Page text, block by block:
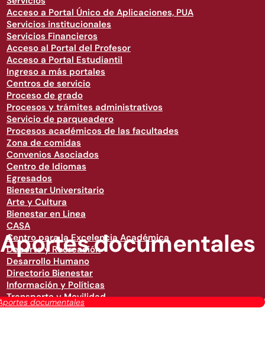
Acceso a Portal Único de Aplicaciones, PUA
Servicios institucionales
Servicios Financieros
Acceso al Portal del Profesor
Acceso a Portal Estudiantil
Ingreso a más portales
Centros de servicio
Proceso de grado
Procesos y trámites administrativos
Servicio de parqueadero
Procesos académicos de las facultades
Zona de comidas
Convenios Asociados
Centro de Idiomas
Egresados
Bienestar Universitario
Arte y Cultura
Bienestar en Linea
CASA
Centro para la Excelencia Académica
Deporte y Recreación
Desarrollo Humano
Directorio Bienestar
Información y Políticas
Transporte y Movilidad
documentales
Aportes documentales